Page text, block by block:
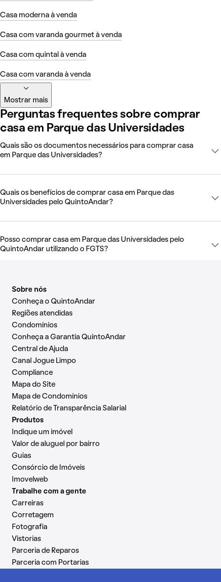
Casa moderna à venda
Casa com varanda gourmet à venda
Casa com quintal à venda
Casa com varanda à venda
Mostrar mais
Perguntas frequentes sobre comprar
casa em Parque das Universidades
Quais são os documentos necessários para comprar casa
em Parque das Universidades?
Quais os benefícios de comprar casa em Parque das
Universidades pelo QuintoAndar?
Posso comprar casa em Parque das Universidades pelo
QuintoAndar utilizando o FGTS?
Sobre nós
Conheça o QuintoAndar
Regiões atendidas
Condomínios
Conheça a Garantia QuintoAndar
Central de Ajuda
Canal Jogue Limpo
Compliance
Mapa do Site
Mapa de Condomínios
Relatório de Transparência Salarial
Produtos
Indique um imóvel
Valor de aluguel por bairro
Guias
Consórcio de Imóveis
Imovelweb
Trabalhe com a gente
Carreiras
Corretagem
Fotografia
Vistorias
Parceria de Reparos
Parceria com Portarias